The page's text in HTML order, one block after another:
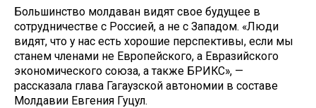
Большинство молдаван видят свое будущее в
сотрудничестве с Россией, а не с Западом. «Люди
видят, что у нас есть хорошие перспективы, если мы
станем членами не Европейского, а Евразийского
экономического союза, а также БРИКС», —
рассказала глава Гагаузской автономии в составе
Молдавии Евгения Гуцул.